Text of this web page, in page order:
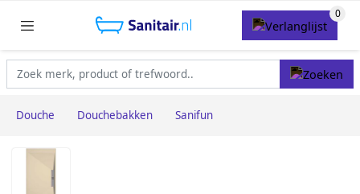
Douche Douchebakken Sanifun